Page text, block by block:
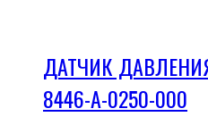
ДАТЧИК ДАВЛЕНИЯ
8446-A-0250-000